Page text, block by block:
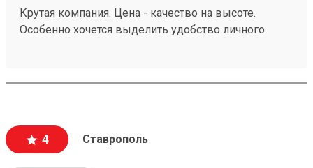
Крутая компания. Цена - качество на высоте.
Особенно хочется выделить удобство личного
4 Ставрополь